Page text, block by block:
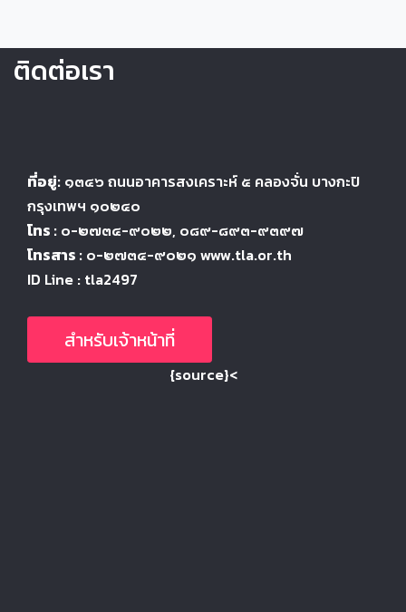
ติดต่อเรา
ที่อยู่: ๑๓๔๖ ถนนอาคารสงเคราะห์ ๕ คลองจั่น บางกะปิ
กรุงเทพฯ ๑๐๒๔๐
โทร : ๐-๒๗๓๔-๙๐๒๒, ๐๘๙-๘๙๓-๙๓๙๗
โทรสาร : ๐-๒๗๓๔-๙๐๒๑ www.tla.or.th
ID Line : tla2497
สำหรับเจ้าหน้าที่
{source}<